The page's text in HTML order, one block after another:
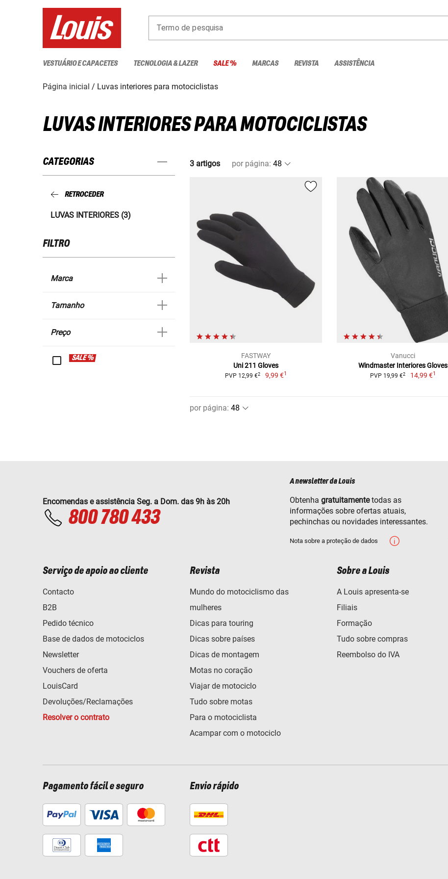
Termo de pesquisa
VESTUÁRIO E CAPACETES TECNOLOGIA & LAZER SALE % MARCAS REVISTA ASSISTÊNCIA
Página inicial Luvas interiores para motociclistas
LUVAS INTERIORES PARA MOTOCICLISTAS
CATEGORIAS
RETROCEDER
LUVAS INTERIORES (3)
FILTRO
Marca
Tamanho
Preço
SALE %
3 artigos por página:
FASTWAY
Uni 211 Gloves
PVP 12,99 €2 9,99 €1
Vanucci
Windmaster Interiores Gloves
PVP 19,99 €2 14,99 €1
por página:
Encomendas e assistência Seg. a Dom. das 9h às 20h
800 780 433
A newsletter da Louis
Obtenha gratuitamentetodas as
informações sobre ofertas atuais,
pechinchas ou novidades interessantes.
Nota sobre a proteção de dados
Serviço de apoio ao cliente
Contacto
B2B
Pedido técnico
Base de dados de motociclos
Newsletter
Vouchers de oferta
LouisCard
Devoluções/Reclamações
Resolver o contrato
Revista
Mundo do motociclismo das
mulheres
Dicas para touring
Dicas sobre países
Dicas de montagem
Motas no coração
Viajar de motociclo
Tudo sobre motas
Para o motociclista
Acampar com o motociclo
Sobre a Louis
A Louis apresenta-se
Filiais
Formação
Tudo sobre compras
Reembolso do IVA
Pagamento fácil e seguro Envio rápido